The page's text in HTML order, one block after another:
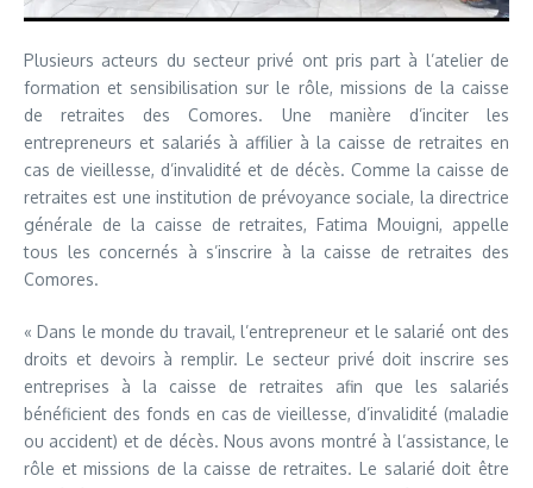
Plusieurs acteurs du secteur privé ont pris part à l’atelier de
formation et sensibilisation sur le rôle, missions de la caisse
de retraites des Comores. Une manière d’inciter les
entrepreneurs et salariés à affilier à la caisse de retraites en
cas de vieillesse, d’invalidité et de décès. Comme la caisse de
retraites est une institution de prévoyance sociale, la directrice
générale de la caisse de retraites, Fatima Mouigni, appelle
tous les concernés à s’inscrire à la caisse de retraites des
Comores.
« Dans le monde du travail, l’entrepreneur et le salarié ont des
droits et devoirs à remplir. Le secteur privé doit inscrire ses
entreprises à la caisse de retraites afin que les salariés
bénéficient des fonds en cas de vieillesse, d’invalidité (maladie
ou accident) et de décès. Nous avons montré à l’assistance, le
rôle et missions de la caisse de retraites. Le salarié doit être